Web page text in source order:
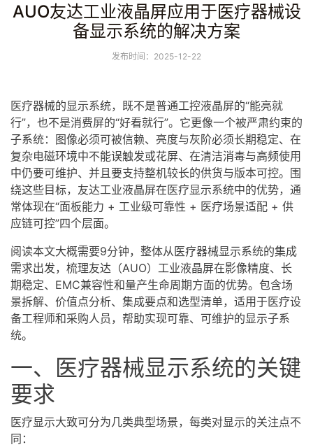
AUO友达工业液晶屏应用于医疗器械设
备显示系统的解决方案
发布时间：2025-12-22
医疗器械的显示系统，既不是普通工控液晶屏的“能亮就
行”，也不是消费屏的“好看就行”。它更像一个被严肃约束的
子系统：图像必须可被信赖、亮度与灰阶必须长期稳定、在
复杂电磁环境中不能误触发或花屏、在清洁消毒与高频使用
中仍要可维护、并且要支持整机较长的供货与版本可控。围
绕这些目标，友达工业液晶屏在医疗显示系统中的优势，通
常体现在“面板能力 + 工业级可靠性 + 医疗场景适配 + 供
应链可控”四个层面。
阅读本文大概需要9分钟，整体从医疗器械显示系统的集成
需求出发，梳理友达（AUO）工业液晶屏在影像精度、长
期稳定、EMC兼容性和量产生命周期方面的优势。包含场
景拆解、价值点分析、集成要点和选型清单，适用于医疗设
备工程师和采购人员，帮助实现可靠、可维护的显示子系
统。
一、医疗器械显示系统的关键
要求
医疗显示大致可分为几类典型场景，每类对显示的关注点不
同：